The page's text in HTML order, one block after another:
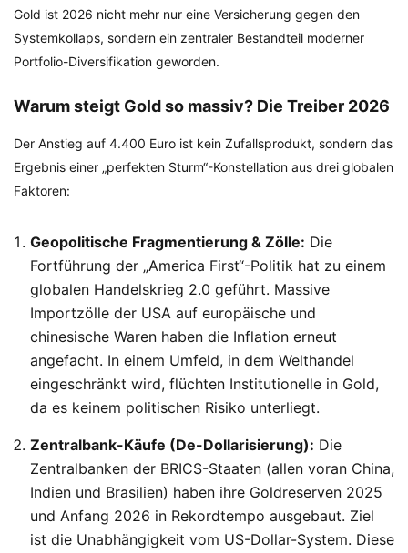
Gold ist 2026 nicht mehr nur eine Versicherung gegen den
Systemkollaps, sondern ein zentraler Bestandteil moderner
Portfolio-Diversifikation geworden.
Warum steigt Gold so massiv? Die Treiber 2026
Der Anstieg auf 4.400 Euro ist kein Zufallsprodukt, sondern das
Ergebnis einer „perfekten Sturm“-Konstellation aus drei globalen
Faktoren:
Geopolitische Fragmentierung & Zölle: Die
Fortführung der „America First“-Politik hat zu einem
globalen Handelskrieg 2.0 geführt. Massive
Importzölle der USA auf europäische und
chinesische Waren haben die Inflation erneut
angefacht. In einem Umfeld, in dem Welthandel
eingeschränkt wird, flüchten Institutionelle in Gold,
da es keinem politischen Risiko unterliegt.
Zentralbank-Käufe (De-Dollarisierung): Die
Zentralbanken der BRICS-Staaten (allen voran China,
Indien und Brasilien) haben ihre Goldreserven 2025
und Anfang 2026 in Rekordtempo ausgebaut. Ziel
ist die Unabhängigkeit vom US-Dollar-System. Diese